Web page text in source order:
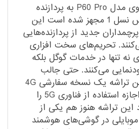
گوشی موبایل هوآوی مدل P60 Pro به پردازنده
اسنپدراگون 8 پلاس نسل 1 مجهز شده است این
جدید از پردازنده‌هایی
تحریم‌های سخت افزاری
نه تنها در خدمات گوگل بلکه
می‌کنند. حتی جالب
است بدانید که این تراشه یک نسخه سفارشی 4G
است زیرا هوآوی اجازه استفاده از فناوری 5G را
این تراشه هنوز هم یکی از
در گوشی‌های هوشمند